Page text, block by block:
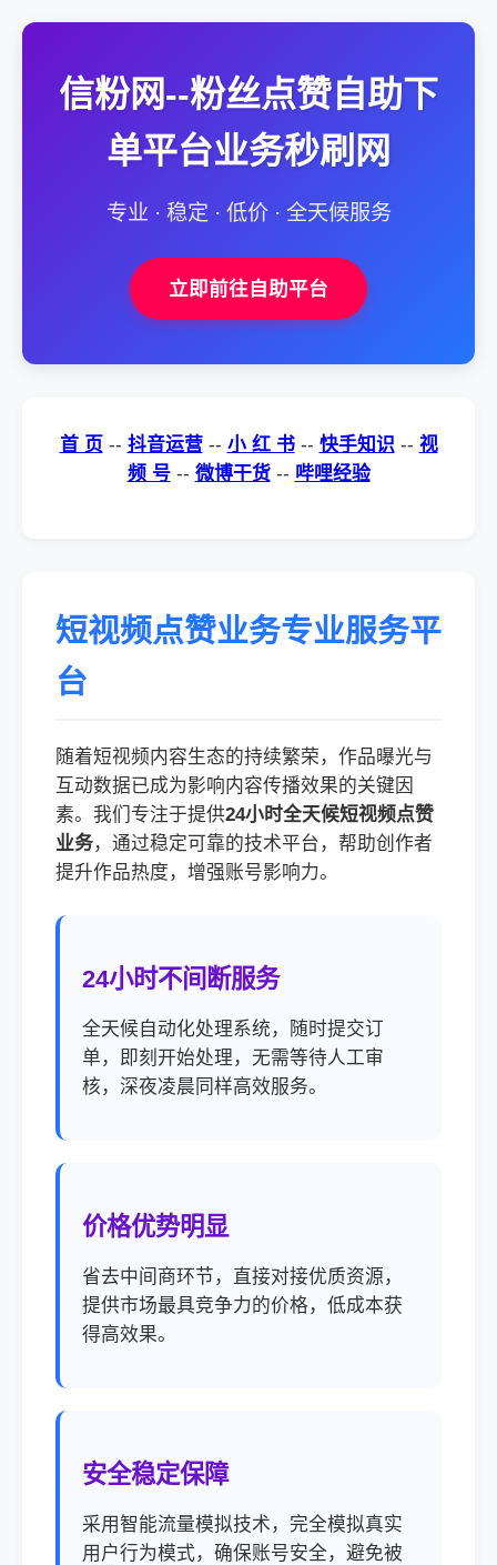
信粉网--粉丝点赞自助下
单平台业务秒刷网
专业 · 稳定 · 低价 · 全天候服务
立即前往自助平台
首 页 -- 抖音运营 -- 小 红 书 -- 快手知识 -- 视
频 号 -- 微博干货 -- 哔哩经验
短视频点赞业务专业服务平
台
随着短视频内容生态的持续繁荣，作品曝光与
互动数据已成为影响内容传播效果的关键因
素。我们专注于提供24小时全天候短视频点赞
业务，通过稳定可靠的技术平台，帮助创作者
提升作品热度，增强账号影响力。
24小时不间断服务
全天候自动化处理系统，随时提交订
单，即刻开始处理，无需等待人工审
核，深夜凌晨同样高效服务。
价格优势明显
省去中间商环节，直接对接优质资源，
提供市场最具竞争力的价格，低成本获
得高效果。
安全稳定保障
采用智能流量模拟技术，完全模拟真实
用户行为模式，确保账号安全，避免被